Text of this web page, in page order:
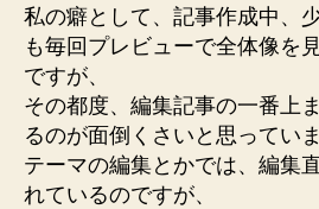
私の癖として、記事作成中、
も毎回プレビューで全体像を
ですが、
その都度、編集記事の一番上
るのが面倒くさいと思っていま
テーマの編集とかでは、編集
れているのですが、